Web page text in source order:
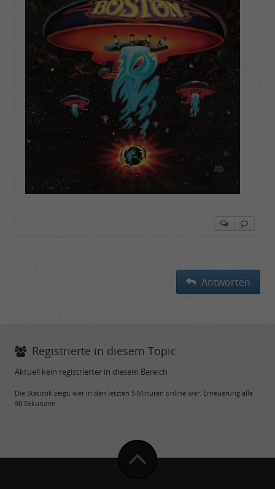
Antworten
Registrierte in diesem Topic
Aktuell kein registrierter in diesem Bereich
Die Statistik zeigt, wer in den letzten 5 Minuten online war. Erneuerung alle
90 Sekunden.